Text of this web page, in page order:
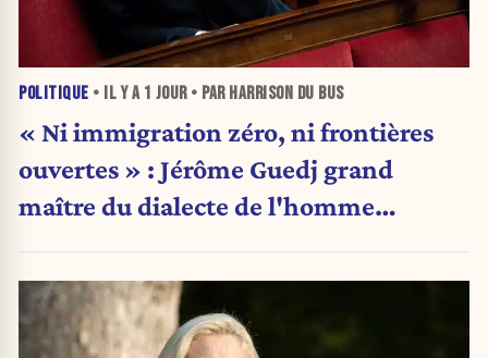
POLITIQUE • IL Y A 1 JOUR• PAR HARRISON DU BUS
« Ni immigration zéro, ni frontières
ouvertes » : Jérôme Guedj grand
maître du dialecte de l'homme